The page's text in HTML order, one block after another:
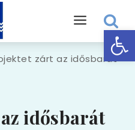
zárt az idősbarát
idősbarát